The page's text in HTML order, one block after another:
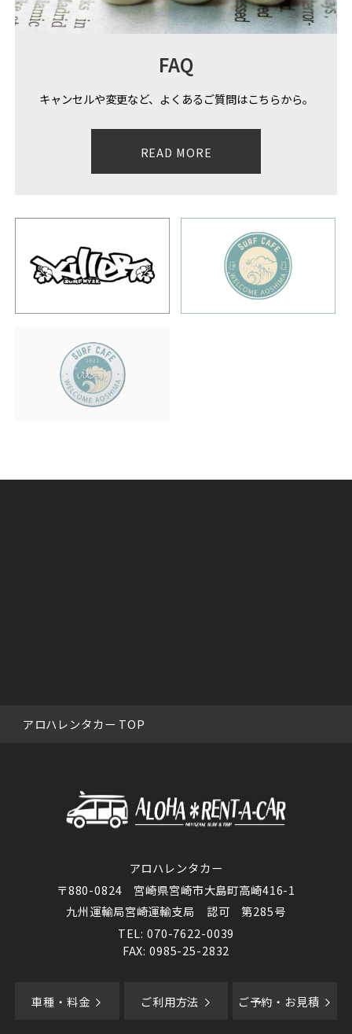
FAQ
キャンセルや変更など、よくあるご質問はこちらから。
READ MORE
アロハレンタカー TOP
アロハレンタカー
〒880-0824 宮崎県宮崎市大島町高崎416-1
九州運輸局宮崎運輸支局 認可 第285号
TEL: 070-7622-0039
FAX: 0985-25-2832
車種・料金 ご利用方法 ご予約・お見積